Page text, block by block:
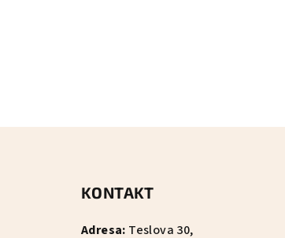
KONTAKT
Adresa: Teslova 30,